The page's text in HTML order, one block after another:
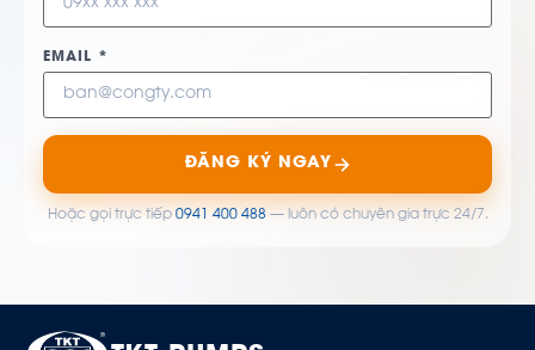
EMAIL *
ĐĂNG KÝ NGAY
Hoặc gọi trực tiếp 0941 400 488— luôn có chuyên gia trực 24/7.